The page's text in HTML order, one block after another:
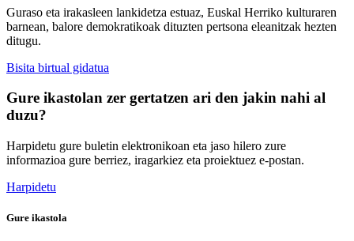
Guraso eta irakasleen lankidetza estuaz, Euskal Herriko kulturaren
barnean, balore demokratikoak dituzten pertsona eleanitzak hezten
ditugu.
Bisita birtual gidatua
Gure ikastolan zer gertatzen ari den jakin nahi al
duzu?
Harpidetu gure buletin elektronikoan eta jaso hilero zure
informazioa gure berriez, iragarkiez eta proiektuez e-postan.
Harpidetu
Gure ikastola